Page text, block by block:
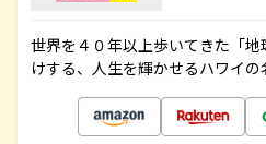
世界を４０年以上歩いてきた「
けする、人生を輝かせるハワイ